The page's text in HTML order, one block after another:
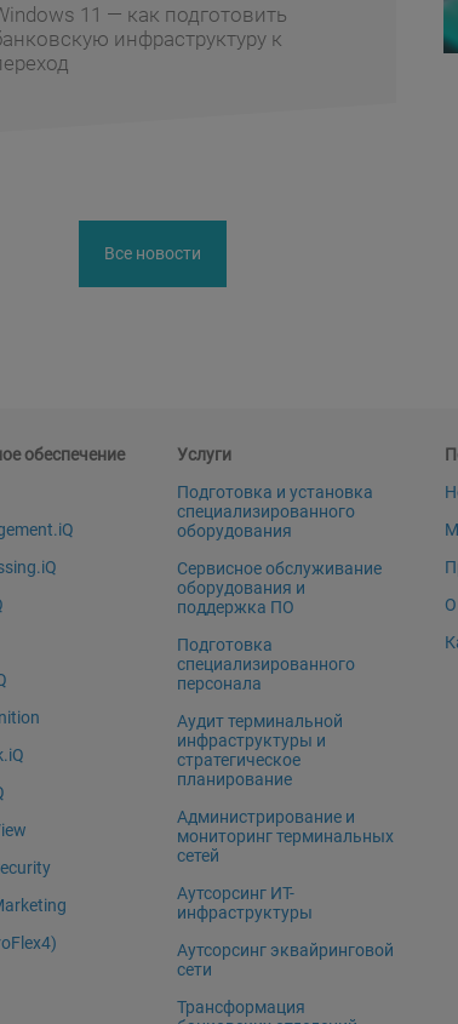
FusionAI.iQ: как BS/2
корпоративные
конкурентное
Все новости
обеспечение
Услуги
Подготовка и установка
специализированного
оборудования
Сервисное обслуживание
оборудования и
поддержка ПО
Подготовка
специализированного
персонала
Аудит терминальной
инфраструктуры и
стратегическое
планирование
Администрирование и
мониторинг терминальных
сетей
Аутсорсинг ИТ-
инфраструктуры
Аутсорсинг эквайринговой
сети
Трансформация